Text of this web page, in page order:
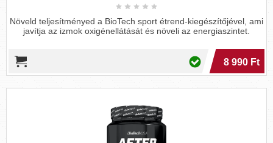
4-6
2 év
10-
12
Felnőtt
Hisztidin 28 - -
-
73 45
Növeld teljesítményed a BioTech sport étrend-kiegészítőjével, ami
javítja az izmok oxigénellátását és növeli az energiaszintet.
8 990 Ft